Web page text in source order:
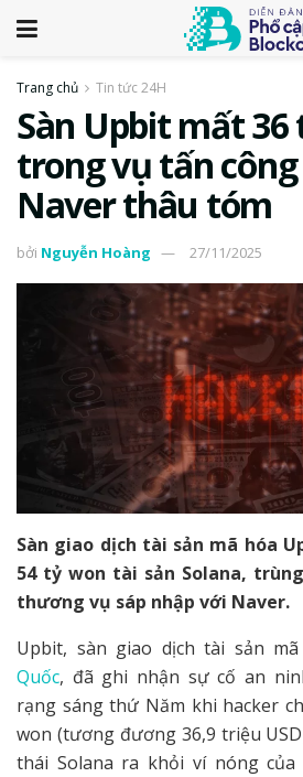
Trang chủ Tin tức 24H
Sàn Upbit mất 36
trong vụ tấn
Naver thâu tóm
bởi Nguyễn Hoàng 27/11/2025
Sàn giao dịch tài sản mã hóa
54 tỷ won tài sản Solana,
thương vụ sáp nhập với Naver.
Upbit, sàn giao dịch tài sản
Quốc, đã ghi nhận sự cố an
rạng sáng thứ Năm khi hacker
won (tương đương 36,9 triệu
thái Solana ra khỏi ví nóng của